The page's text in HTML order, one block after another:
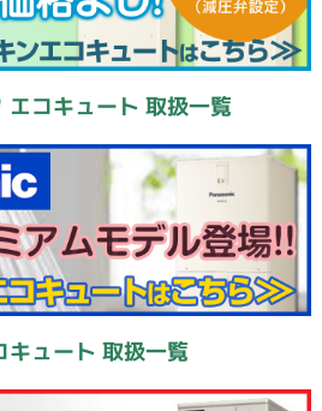
エコキュート 取扱一覧
キュート 取扱一覧